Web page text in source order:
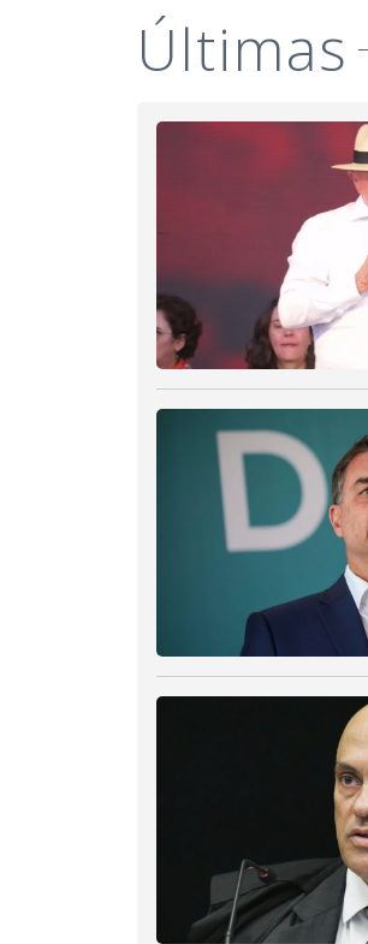
Últimas